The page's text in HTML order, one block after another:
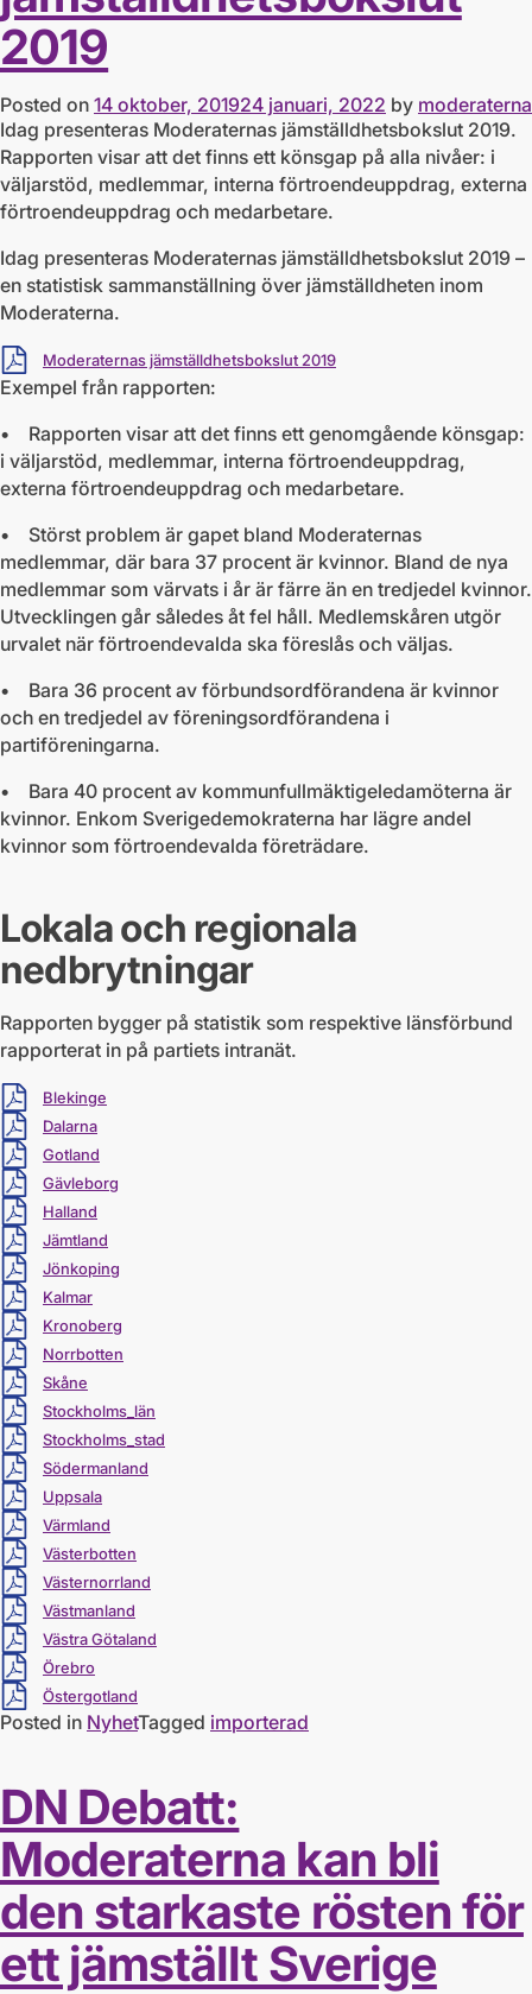
2019
Posted on 14 oktober, 201924 januari, 2022 by moderaterna
Idag presenteras Moderaternas jämställdhetsbokslut 2019.
Rapporten visar att det finns ett könsgap på alla nivåer: i
väljarstöd, medlemmar, interna förtroendeuppdrag, externa
förtroendeuppdrag och medarbetare.
Idag presenteras Moderaternas jämställdhetsbokslut 2019 –
en statistisk sammanställning över jämställdheten inom
Moderaterna.
Moderaternas jämställdhetsbokslut 2019
Ladda ner
Exempel från rapporten:
• Rapporten visar att det finns ett genomgående könsgap:
i väljarstöd, medlemmar, interna förtroendeuppdrag,
externa förtroendeuppdrag och medarbetare.
• Störst problem är gapet bland Moderaternas
medlemmar, där bara 37 procent är kvinnor. Bland de nya
medlemmar som värvats i år är färre än en tredjedel kvinnor.
Utvecklingen går således åt fel håll. Medlemskåren utgör
urvalet när förtroendevalda ska föreslås och väljas.
• Bara 36 procent av förbundsordförandena är kvinnor
och en tredjedel av föreningsordförandena i
partiföreningarna.
• Bara 40 procent av kommunfullmäktigeledamöterna är
kvinnor. Enkom Sverigedemokraterna har lägre andel
kvinnor som förtroendevalda företrädare.
Lokala och regionala
nedbrytningar
Rapporten bygger på statistik som respektive länsförbund
rapporterat in på partiets intranät.
Blekinge
Ladda ner
Dalarna
Ladda ner
Gotland
Ladda ner
Gävleborg
Ladda ner
Halland
Ladda ner
Jämtland
Ladda ner
Jönkoping
Ladda ner
Kalmar
Ladda ner
Kronoberg
Ladda ner
Norrbotten
Ladda ner
Skåne
Ladda ner
Stockholms_län
Ladda ner
Stockholms_stad
Ladda ner
Södermanland
Ladda ner
Uppsala
Ladda ner
Värmland
Ladda ner
Västerbotten
Ladda ner
Västernorrland
Ladda ner
Västmanland
Ladda ner
Västra Götaland
Ladda ner
Örebro
Ladda ner
Östergotland
Ladda ner
Posted in NyhetTagged importerad
DN Debatt:
Moderaterna kan bli
den starkaste rösten för
ett jämställt Sverige